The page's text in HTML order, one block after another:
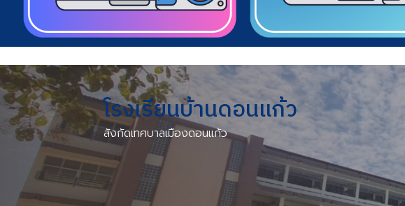
โรงเรียนบ้านดอนแก้ว
สังกัดเทศบาลเมืองดอนแก้ว